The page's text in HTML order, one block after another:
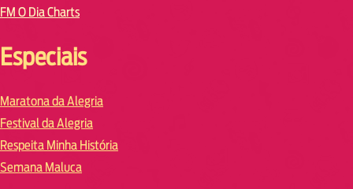
FM O Dia Charts
Especiais
Maratona da Alegria
Festival da Alegria
Respeita Minha História
Semana Maluca